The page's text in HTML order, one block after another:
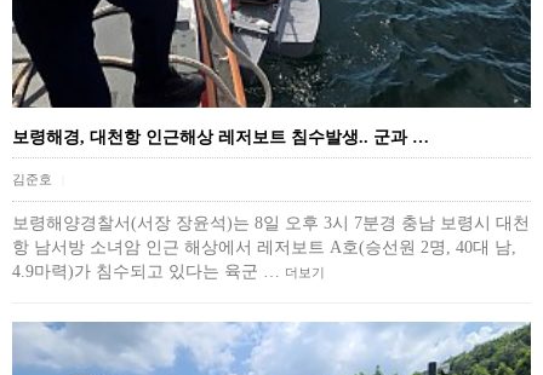
보령해경, 대천항 인근해상 레저보트 침수발생.. 군과 …
김준호
보령해양경찰서(서장 장윤석)는 8일 오후 3시 7분경 충남 보령시 대천
항 남서방 소녀암 인근 해상에서 레저보트 A호(승선원 2명, 40대 남,
4.9마력)가 침수되고 있다는 육군 … 더보기